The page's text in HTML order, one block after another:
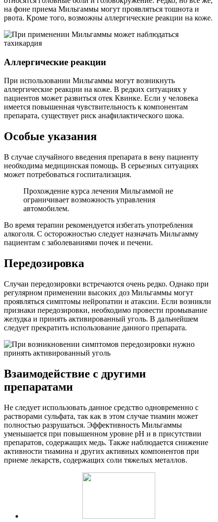
на фоне приема Мильгаммы могут проявляться тошнота и
рвота. Кроме того, возможны аллергические реакции на коже.
Аллергические реакции
При использовании Мильгаммы могут возникнуть
аллергические реакции на коже. В редких ситуациях у
пациентов может развиться отек Квинке. Если у человека
имеется повышенная чувствительность к компонентам
препарата, существует риск анафилактического шока.
Особые указания
В случае случайного введения препарата в вену пациенту
необходима медицинская помощь. В серьезных ситуациях
может потребоваться госпитализация.
Прохождение курса лечения Мильгаммой не
ограничивает возможность управления
автомобилем.
Во время терапии рекомендуется избегать употребления
алкоголя. С осторожностью следует назначать Мильгамму
пациентам с заболеваниями почек и печени.
Передозировка
Случаи передозировки встречаются очень редко. Однако при
регулярном применении высоких доз Мильгаммы могут
проявляться симптомы нейропатии и атаксии. Если возникли
признаки передозировки, необходимо провести промывание
желудка и принять активированный уголь. В дальнейшем
следует прекратить использование данного препарата.
Взаимодействие с другими
препаратами
Не следует использовать данное средство одновременно с
растворами сульфата, так как в этом случае тиамин может
полностью разрушаться. Эффективность Мильгаммы
уменьшается при повышенном уровне pH и в присутствии
препаратов, содержащих медь. Также наблюдается снижение
активности тиамина и других активных компонентов при
приеме лекарств, содержащих соли тяжелых металлов.